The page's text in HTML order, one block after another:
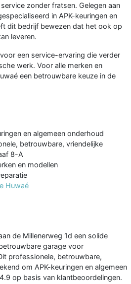
zonder fratsen. Gelegen aan
in APK-keuringen en
dit bedrijf bewezen dat het ook op
leveren.
een service-ervaring die verder
werk. Voor alle merken en
een betrouwbare keuze in de
en algemeen onderhoud
betrouwbare, vriendelijke
8-A
en modellen
Huwaé
de Millenerweg 1d een solide
garage voor
professionele, betrouwbare,
om APK-keuringen en algemeen
op basis van klantbeoordelingen.